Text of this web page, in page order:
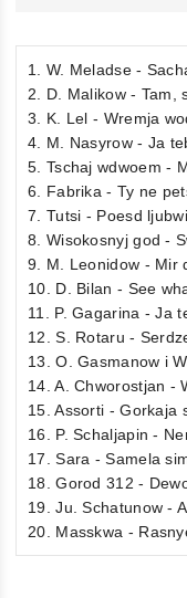
1. W. Meladse -
2. D. Malikow - Tam,
3. K. Lel - Wremja
4. M. Nasyrow - Ja
5. Tschaj wdwoem -
6. Fabrika - Ty ne
7. Tutsi - Poesd ljubwi
8. Wisokosnyj god -
9. M. Leonidow - Mir
10. D. Bilan - See
11. P. Gagarina - Ja
12. S. Rotaru -
13. O. Gasmanow i
14. A. Chworostjan -
15. Assorti - Gorkaja
16. P. Schaljapin -
17. Sara - Samela
18. Gorod 312 -
19. Ju. Schatunow - A
20. Masskwa -